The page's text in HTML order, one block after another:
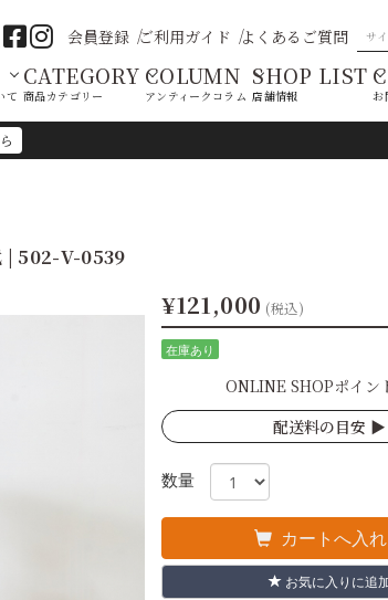
会員登録 ご利用ガイド よくあるご質問
て
CATEGORY
商品カテゴリー
COLUMN
アンティークコラム
SHOP LIST
店舗情報 お
| 502-V-0539
¥121,000 (税込)
在庫あり
ONLINE SHOPポイン
配送料の目安 ▶︎
数量
カートへ入
お気に入りに追